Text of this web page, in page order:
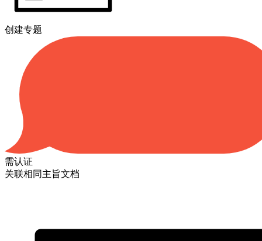
创建专题
需认证
关联相同主旨文档